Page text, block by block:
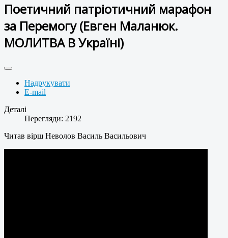
Поетичний патріотичний марафон
за Перемогу (Евген Маланюк.
МОЛИТВА В Україні)
Надрукувати
E-mail
Деталі
Перегляди: 2192
Читав вірш Неволов Василь Васильович